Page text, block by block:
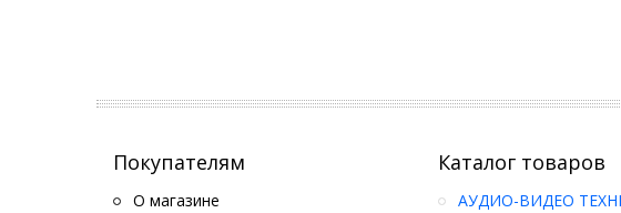
Покупателям
О магазине
Каталог товаров
АУДИО-ВИДЕО